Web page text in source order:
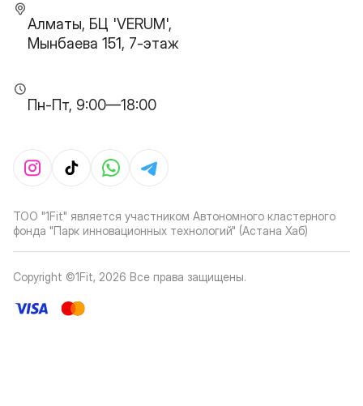
Алматы, БЦ 'VERUM',
Мынбаева 151, 7-этаж
Пн-Пт, 9:00—18:00
ТОО "1Fit" является участником Автономного кластерного
фонда "Парк инновационных технологий" (Астана Хаб)
Copyright ©1Fit, 2026 Все права защищены.